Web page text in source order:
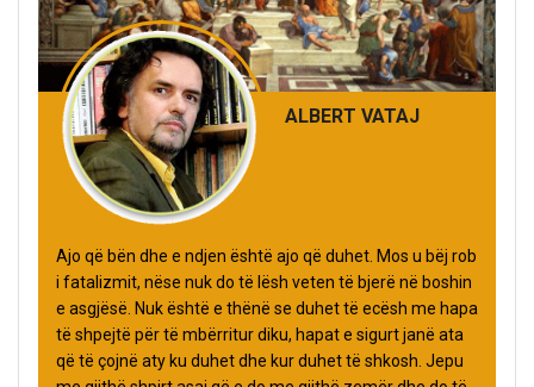
ALBERT VATAJ
Ajo që bën dhe e ndjen është ajo që duhet. Mos u bëj rob
i fatalizmit, nëse nuk do të lësh veten të bjerë në boshin
e asgjësë. Nuk është e thënë se duhet të ecësh me hapa
të shpejtë për të mbërritur diku, hapat e sigurt janë ata
që të çojnë aty ku duhet dhe kur duhet të shkosh. Jepu